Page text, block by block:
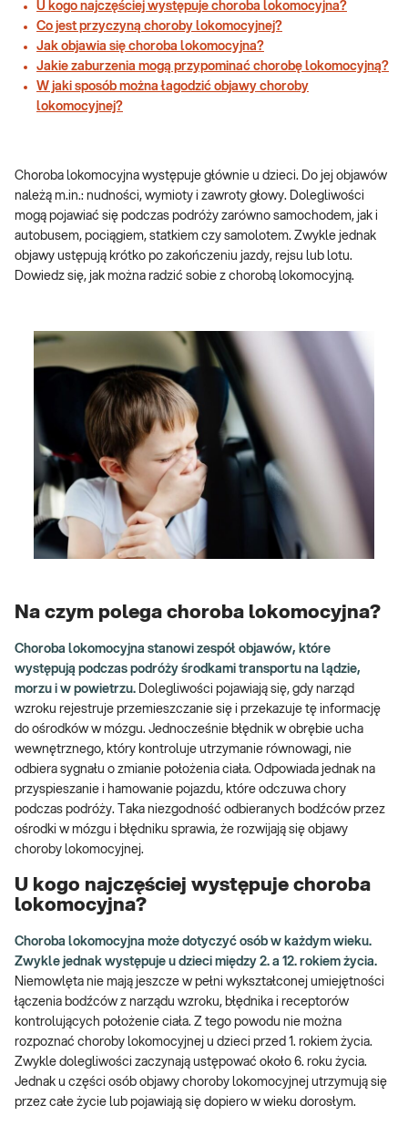
U kogo najczęściej występuje choroba lokomocyjna?
Co jest przyczyną choroby lokomocyjnej?
Jak objawia się choroba lokomocyjna?
Jakie zaburzenia mogą przypominać chorobę lokomocyjną?
W jaki sposób można łagodzić objawy choroby
lokomocyjnej?
Choroba lokomocyjna występuje głównie u dzieci. Do jej objawów
należą m.in.: nudności, wymioty i zawroty głowy. Dolegliwości
mogą pojawiać się podczas podróży zarówno samochodem, jak i
autobusem, pociągiem, statkiem czy samolotem. Zwykle jednak
objawy ustępują krótko po zakończeniu jazdy, rejsu lub lotu.
Dowiedz się, jak można radzić sobie z chorobą lokomocyjną.
Na czym polega choroba lokomocyjna?
Choroba lokomocyjna stanowi zespół objawów, które
występują podczas podróży środkami transportu na lądzie,
morzu i w powietrzu. Dolegliwości pojawiają się, gdy narząd
wzroku rejestruje przemieszczanie się i przekazuje tę informację
do ośrodków w mózgu. Jednocześnie błędnik w obrębie ucha
wewnętrznego, który kontroluje utrzymanie równowagi, nie
odbiera sygnału o zmianie położenia ciała. Odpowiada jednak na
przyspieszanie i hamowanie pojazdu, które odczuwa chory
podczas podróży. Taka niezgodność odbieranych bodźców przez
ośrodki w mózgu i błędniku sprawia, że rozwijają się objawy
choroby lokomocyjnej.
U kogo najczęściej występuje choroba
lokomocyjna?
Choroba lokomocyjna może dotyczyć osób w każdym wieku.
Zwykle jednak występuje u dzieci między 2. a 12. rokiem życia.
Niemowlęta nie mają jeszcze w pełni wykształconej umiejętności
łączenia bodźców z narządu wzroku, błędnika i receptorów
kontrolujących położenie ciała. Z tego powodu nie można
rozpoznać choroby lokomocyjnej u dzieci przed 1. rokiem życia.
Zwykle dolegliwości zaczynają ustępować około 6. roku życia.
Jednak u części osób objawy choroby lokomocyjnej utrzymują się
przez całe życie lub pojawiają się dopiero w wieku dorosłym.